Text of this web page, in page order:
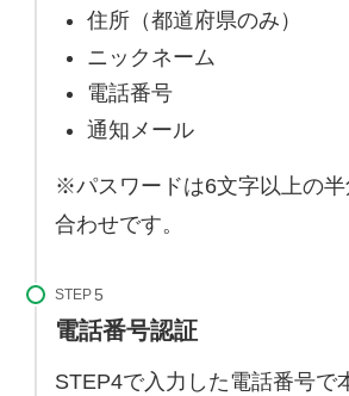
住所（都道府県のみ）
ニックネーム
電話番号
通知メール
※パスワードは6文字以上の
合わせです。
STEP
電話番号認証
STEP4で入力した電話番号で